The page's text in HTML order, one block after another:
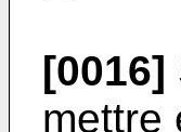
[0016]
mettre